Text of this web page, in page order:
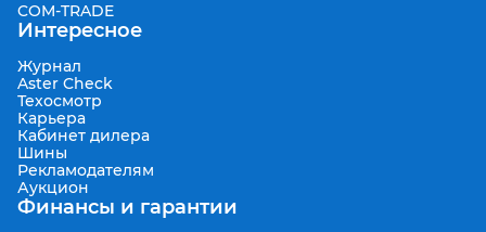
COM-TRADE
Интересное
Журнал
Aster Check
Техосмотр
Карьера
Кабинет дилера
Шины
Рекламодателям
Аукцион
Финансы и гарантии